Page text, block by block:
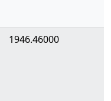
1946.46000